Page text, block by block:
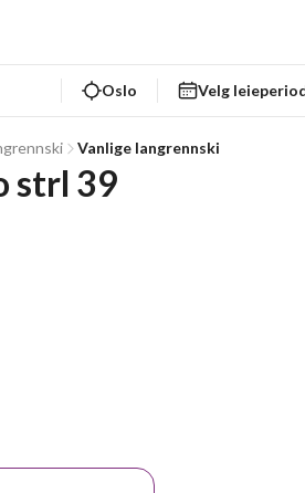
Oslo Velg
Vanlige langrennski
strl 39